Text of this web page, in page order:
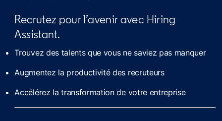
Recrutez pour l’avenir avec Hiring
Assistant.
Trouvez des talents que vous ne saviez pas manquer
Augmentez la productivité des recruteurs
Accélérez la transformation de votre entreprise